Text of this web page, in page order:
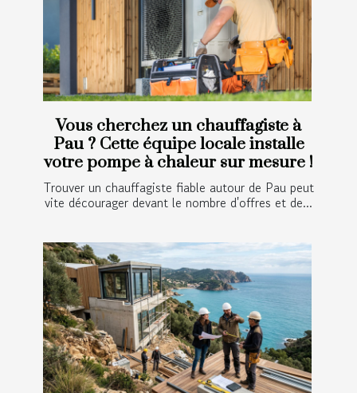
Vous cherchez un chauffagiste à
Pau ? Cette équipe locale installe
votre pompe à chaleur sur mesure !
Trouver un chauffagiste fiable autour de Pau peut
vite décourager devant le nombre d'offres et de...